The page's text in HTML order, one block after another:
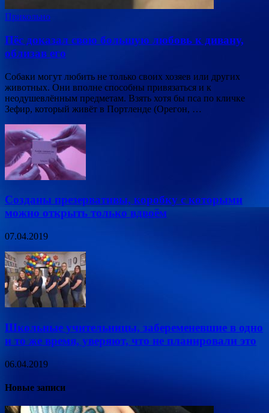
Прикольно
Пёс доказал свою большую любовь к дивану,
облизав его
Собаки могут любить не только своих хозяев или других
животных. Они вполне способны привязаться и к
неодушевлённым предметам. Взять хотя бы пса по кличке
Зефир, который живёт в Портленде (Орегон, …
Созданы презервативы, коробку с которыми
можно открыть только вдвоём
07.04.2019
Школьные учительницы, забеременевшие в одно
и то же время, уверяют, что не планировали это
06.04.2019
Новые записи